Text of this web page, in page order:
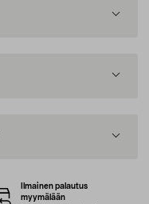
Ilmainen palautus
myymälään